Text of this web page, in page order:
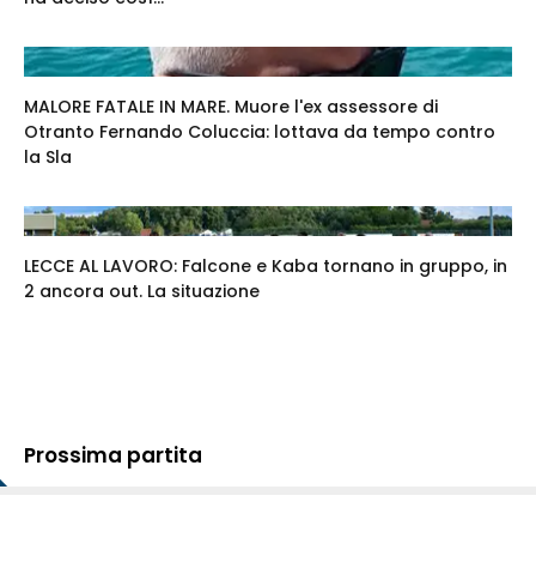
MALORE FATALE IN MARE. Muore l'ex assessore di
Otranto Fernando Coluccia: lottava da tempo contro
la Sla
LECCE AL LAVORO: Falcone e Kaba tornano in gruppo, in
2 ancora out. La situazione
Prossima partita